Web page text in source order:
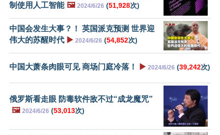
制使用人工智能 🖼️ 2024/6/26 (51,928次)
中国会发生大事？！ 英国派克预测 世界迎
伟大的苏醒时代 ▶️ 2024/6/26 (54,852次)
中国大萧条肉眼可见 商场门庭冷落！ ▶️ 2024/6/26 (39,242次)
俄罗斯看走眼 防毒软件敌不过“成龙魔咒”
🖼️ 2024/6/26 (53,013次)